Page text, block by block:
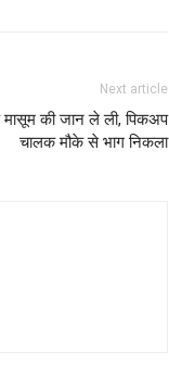
Next article
की जान ले ली, पिकअप
चालक मौके से भाग निकला